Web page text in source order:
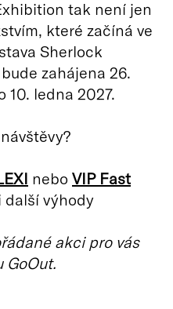
tak není jen
které začíná ve
Sherlock
zahájena 26.
10. ledna 2027.
nebo VIP Fast
další výhody
akci pro vás
GoOut.